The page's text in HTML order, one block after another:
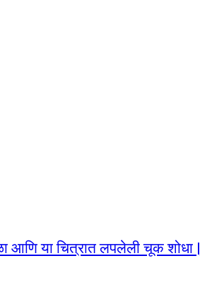
आणि या चित्रात लपलेली चूक शोधा |